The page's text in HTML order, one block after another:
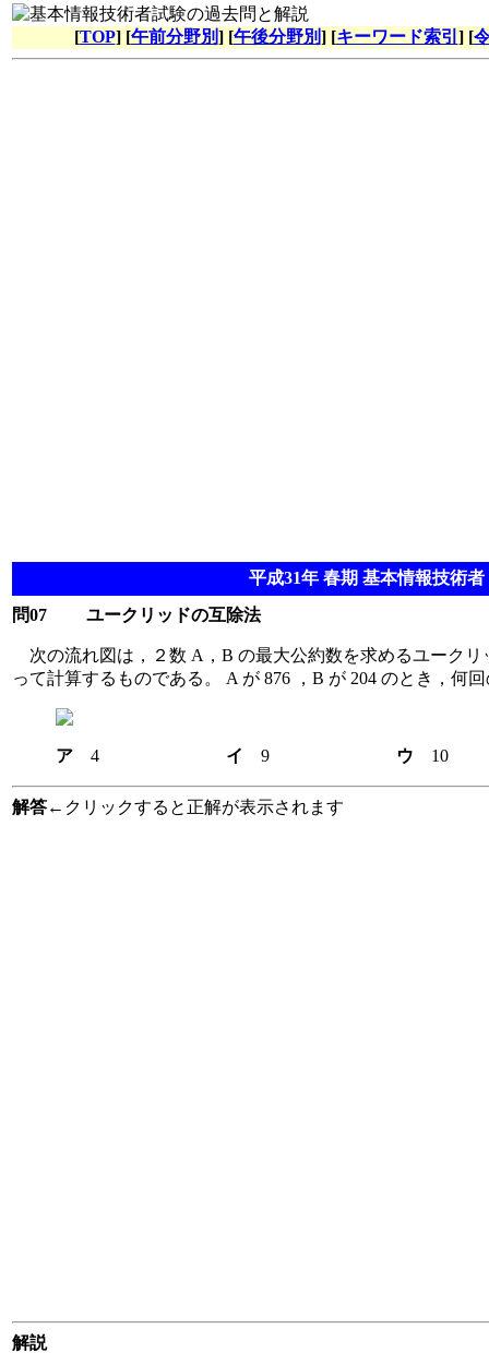
[TOP] [午前分野別] [午後分野別] [キーワード索引 ] [
平成31年 春期 基本情報技術者
問07
ユークリッドの互除法
次の流れ図は，２数 A，B の最大公約数を求めるユークリ
って計算するものである。 A が 876 ，B が 204 のとき，何
ア 4 イ 9 ウ
解答←クリックすると正解が表示されます
解説